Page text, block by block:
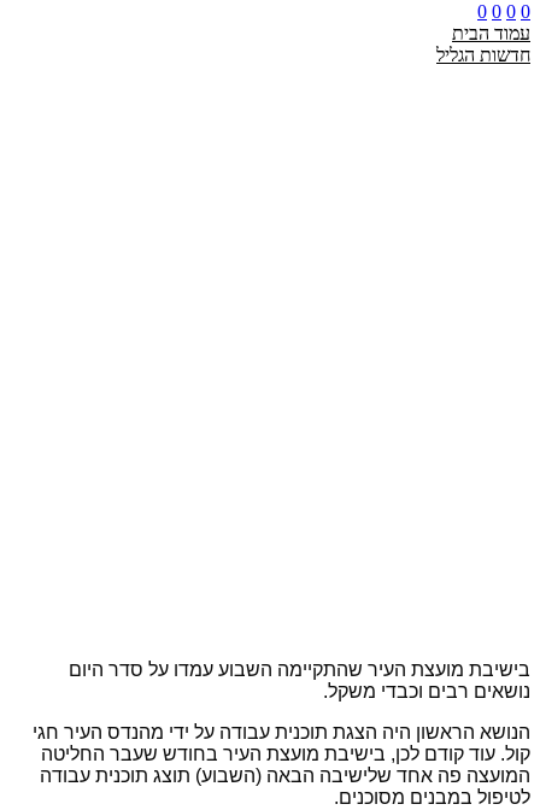
0
0
0
0
עמוד הבית
חדשות הגליל
בישיבת מועצת העיר שהתקיימה השבוע עמדו על סדר היום
נושאים רבים וכבדי משקל.
הנושא הראשון היה הצגת תוכנית עבודה על ידי מהנדס העיר חגי
קול. עוד קודם לכן, בישיבת מועצת העיר בחודש שעבר החליטה
המועצה פה אחד שלישיבה הבאה (השבוע) תוצג תוכנית עבודה
לטיפול במבנים מסוכנים.